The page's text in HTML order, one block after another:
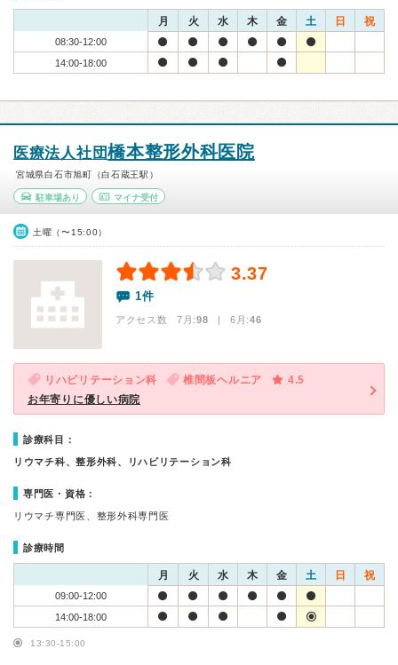
月 火 水 木 金 土 日 祝
08:30-12:00
14:00-18:00
医療法人社団橋本整形外科医院
宮城県白石市旭町（白石蔵王駅）
駐車場あり マイナ受付
土曜（〜15:00）
3.37
1件
アクセス数 7月:98 | 6月:46
リハビリテーション科 椎間板ヘルニア
4.5
お年寄りに優しい病院
診療科目：
リウマチ科、整形外科、リハビリテーション科
専門医・資格：
リウマチ専門医、整形外科専門医
診療時間
月 火 水 木 金 土 日 祝
09:00-12:00
14:00-18:00
13:30-15:00